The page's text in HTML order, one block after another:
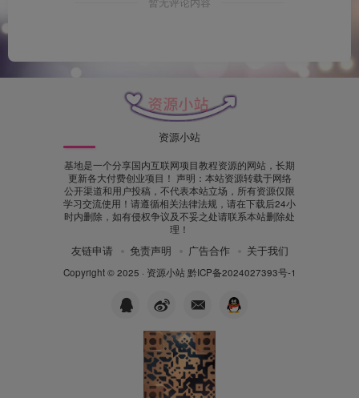
资源小站
基地是一个分享国内互联网项目教程资源的网站，长期
更新各大付费创业项目！ 声明：本站资源转载于网络
公开渠道和用户投稿，不代表本站立场，所有资源仅限
学习交流使用！请遵循相关法律法规，请在下载后24小
时内删除，如有侵权争议及不妥之处请联系本站删除处
理！
友链申请 免责声明 广告合作 关于我们
Copyright © 2025 · 资源小站 黔ICP备2024027393号-1